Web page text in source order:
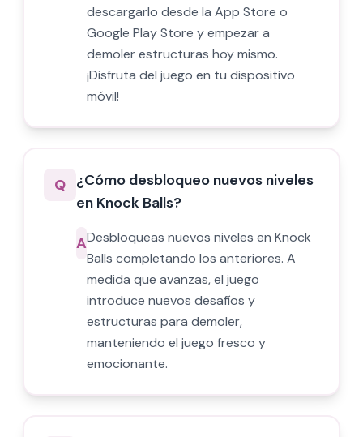
descargarlo desde la App Store o
Google Play Store y empezar a
demoler estructuras hoy mismo.
¡Disfruta del juego en tu dispositivo
móvil!
Q ¿Cómo desbloqueo nuevos niveles
en Knock Balls?
ADesbloqueas nuevos niveles en Knock
Balls completando los anteriores. A
medida que avanzas, el juego
introduce nuevos desafíos y
estructuras para demoler,
manteniendo el juego fresco y
emocionante.